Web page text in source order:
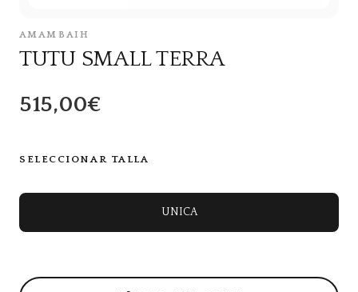
AMAMBAIH
TUTU SMALL TERRA
515,00€
SELECCIONAR TALLA
UNICA